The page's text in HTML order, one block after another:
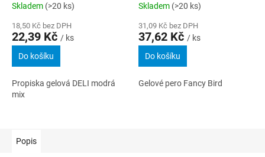
Skladem (>20 ks)
18,50 Kč bez DPH
22,39 Kč / ks
Do košíku
Propiska gelová DELI modrá
mix
Skladem (>20 ks)
31,09 Kč bez DPH
37,62 Kč / ks
Do košíku
Gelové pero Fancy Bird
Popis